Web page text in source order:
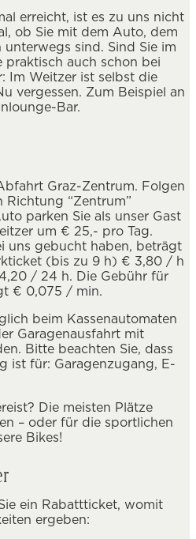
erreicht, ist es zu uns nicht
ob Sie mit dem Auto, dem
sind. Sind Sie im
praktisch auch schon bei
Im Weitzer ist selbst die
vergessen. Zum Beispiel an
Bar.
Graz-Zentrum. Folgen
Richtung “Zentrum”
parken Sie als unser Gast
um € 25,- pro Tag.
uns gebucht haben, beträgt
(bis zu 9 h) € 3,80 / h
/ 24 h. Die Gebühr für
€ 0,075 / min.
beim Kassenautomaten
Garagenausfahrt mit
Bitte beachten Sie, dass
ist für: Garagenzugang, E-
Die meisten Plätze
– oder für die sportlichen
Bikes!
ein Rabattticket, womit
ergeben: